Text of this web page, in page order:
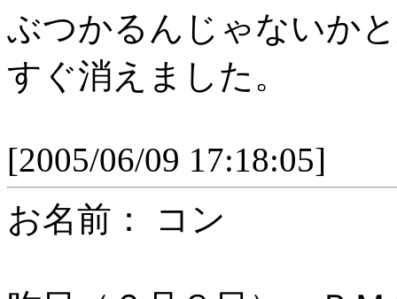
ぶつかるんじゃないか
すぐ消えました。
[2005/06/09 17:18:05]
お名前： コン